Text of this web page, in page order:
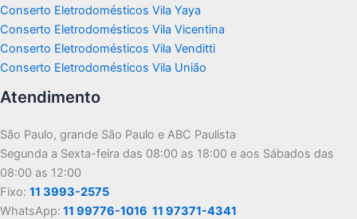
Conserto Eletrodomésticos Vila Yaya
Conserto Eletrodomésticos Vila Vicentina
Conserto Eletrodomésticos Vila Venditti
Conserto Eletrodomésticos Vila União
Atendimento
São Paulo, grande São Paulo e ABC Paulista
Segunda a Sexta-feira das 08:00 as 18:00 e aos Sábados das
08:00 as 12:00
Fixo: 11 3993-2575
WhatsApp: 11 99776-1016 11 97371-4341